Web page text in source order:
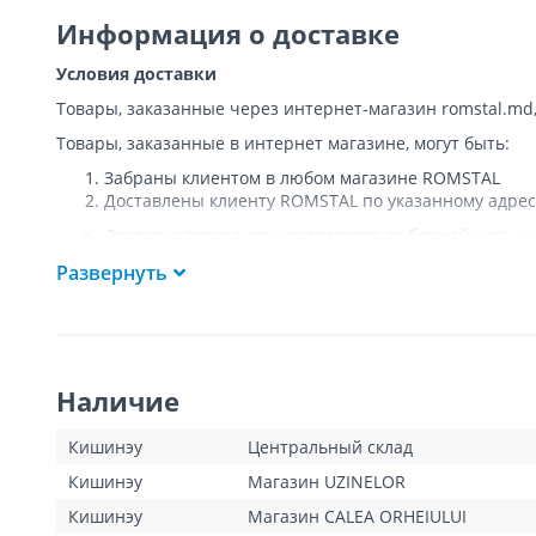
Информация о доставке
Условия доставки
Товары, заказанные через интернет-магазин
Товары, заказанные в интернет магазине, могут быть:
Забраны клиентом в любом магазине ROMSTAL
Доставлены клиенту ROMSTAL по указанному
Доставка товара осуществляется до ближайшего
Подъем товара на этаж или занос в дом
покупатель оплатит стоимость пропущенной
для Кишинева составит 100 леев, а для других
Клиент обязан открыть посылку при доставке и
тестирования товара не предполагается.
Для товаров «под заказ» сроки доставки указаны
операторами интернет-магазина. Данный вид
Развернуть
Наличие
Кишинэу
Центральный склад
Кишинэу
Магазин UZINELOR
Кишинэу
Магазин CALEA ORHEIULUI